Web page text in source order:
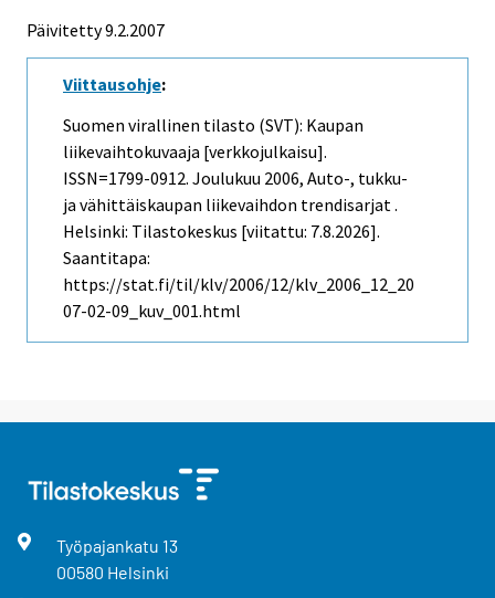
Päivitetty9.2.2007
Viittausohje:
Suomen virallinen tilasto (SVT): Kaupan
liikevaihtokuvaaja [verkkojulkaisu].
ISSN=1799-0912. Joulukuu 2006, Auto-, tukku-
ja vähittäiskaupan liikevaihdon trendisarjat .
Helsinki: Tilastokeskus [viitattu: 7.8.2026].
Saantitapa:
https://stat.fi/til/klv/2006/12/klv_2006_12_20
07-02-09_kuv_001.html
Työpajankatu 13
00580 Helsinki